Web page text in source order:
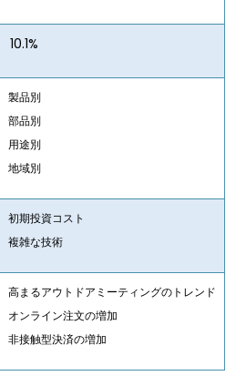
10.1%
製品別
部品別
用途別
地域別
初期投資コスト
複雑な技術
高まるアウトドアミーティングのトレンド
オンライン注文の増加
非接触型決済の増加